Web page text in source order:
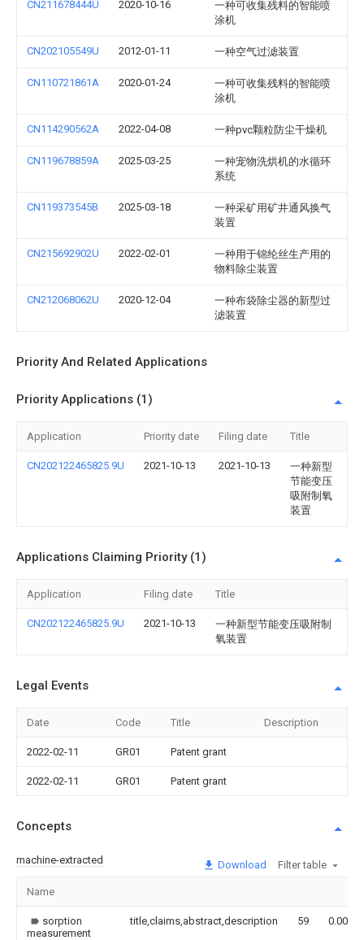
CN211678444U 2020-10-16
一种可收集残料的智能喷
涂机
CN202105549U 2012-01-11 一种空气过滤装置
CN110721861A 2020-01-24
一种可收集残料的智能喷
涂机
CN114290562A 2022-04-08 一种pvc颗粒防尘干燥机
CN119678859A 2025-03-25
一种宠物洗烘机的水循环
系统
CN119373545B 2025-03-18
一种采矿用矿井通风换气
装置
CN215692902U 2022-02-01
一种用于锦纶丝生产用的
物料除尘装置
CN212068062U 2020-12-04
一种布袋除尘器的新型过
滤装置
Priority And Related Applications
Priority Applications (1)
Application Priority date Filing date Title
CN202122465825.9U 2021-10-13 2021-10-13
一种新型
节能变压
吸附制氧
装置
Applications Claiming Priority (1)
Application Filing date Title
CN202122465825.9U 2021-10-13
一种新型节能变压吸附制
氧装置
Legal Events
Date Code Title Description
2022-02-11 GR01 Patent grant
2022-02-11 GR01 Patent grant
Concepts
machine-extracted Download Filter table
Name
sorption
measurement
title,claims,abstract,description 59 0.000